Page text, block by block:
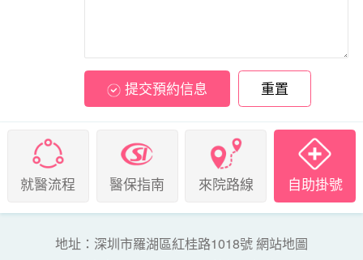
提交預約信息 重置
就醫流程 醫保指南 來院路線 自助掛號
地址：深圳市羅湖區紅桂路1018號網站地圖